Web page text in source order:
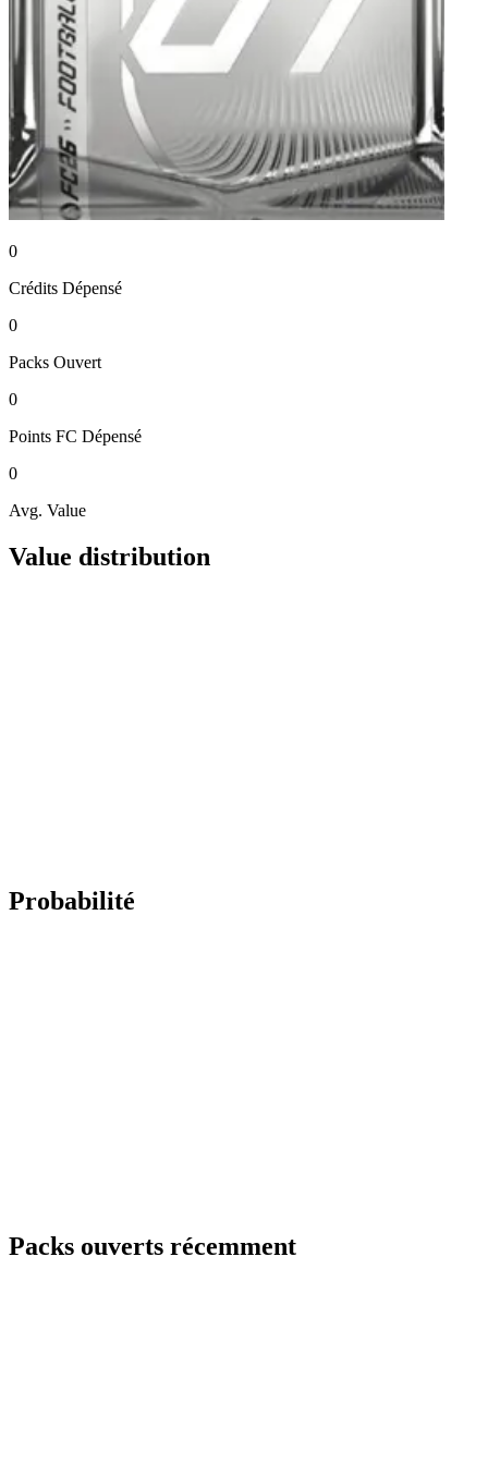
0
Crédits Dépensé
0
Packs Ouvert
0
Points FC Dépensé
0
Avg. Value
Value distribution
Probabilité
Packs ouverts récemment